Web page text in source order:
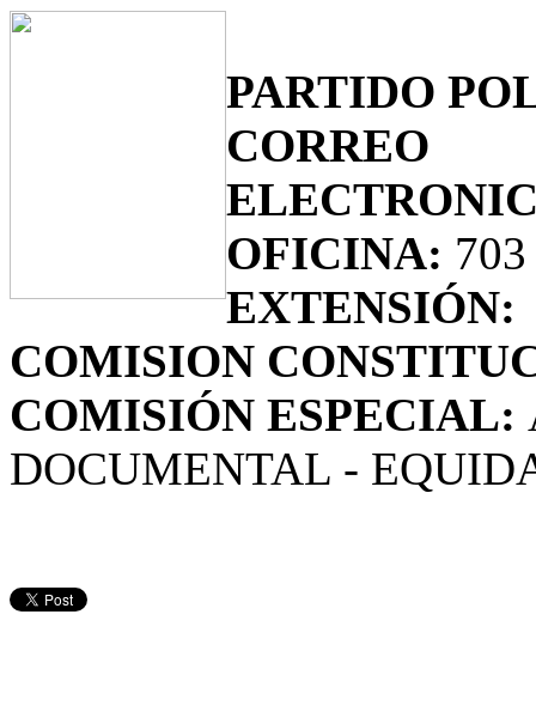
PARTIDO
CORREO
OFICINA:
EXTENSIÓN:
COMISION
COMISIÓN ESPECIAL:
DOCUMENTAL -